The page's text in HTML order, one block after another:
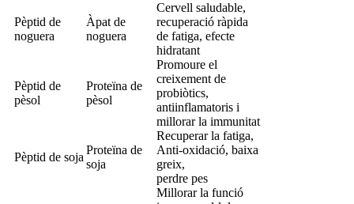
Pèptid de
noguera
Àpat de
noguera
Cervell saludable,
recuperació ràpida
de fatiga, efecte
hidratant
Pèptid de
pèsol
Proteïna de
pèsol
Promoure el
creixement de
probiòtics,
antiinflamatoris i
millorar la immunitat
Pèptid de soja
Proteïna de
soja
Recuperar la fatiga,
Anti-oxidació, baixa
greix,
perdre pes
Millorar la funció